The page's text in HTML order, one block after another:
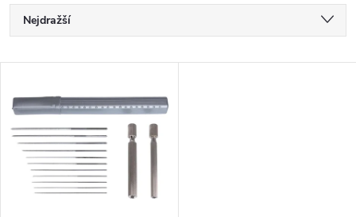
Ř
a
z
e
Nejdražší
Abecedně
ý
p